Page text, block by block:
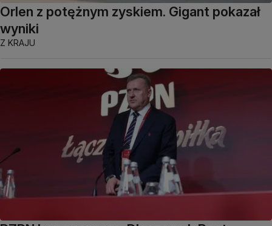
Orlen z potężnym zyskiem. Gigant pokazał
wyniki
Z KRAJU